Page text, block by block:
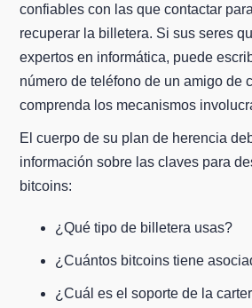
confiables con las que contactar
recuperar la billetera. Si sus seres
expertos en informática, puede
número de teléfono de un amigo de
comprenda los mecanismos
El cuerpo de su plan de herencia
información sobre las claves para
bitcoins:
¿Qué tipo de billetera usas?
¿Cuántos bitcoins tiene
¿Cuál es el soporte de la